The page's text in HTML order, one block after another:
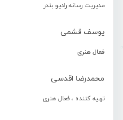
مدیریت رسانه رادیو بندر
یوسف قشمی
فعال هنری
محمدرضا اقدسی
تهیه کننده ، فعال هنری